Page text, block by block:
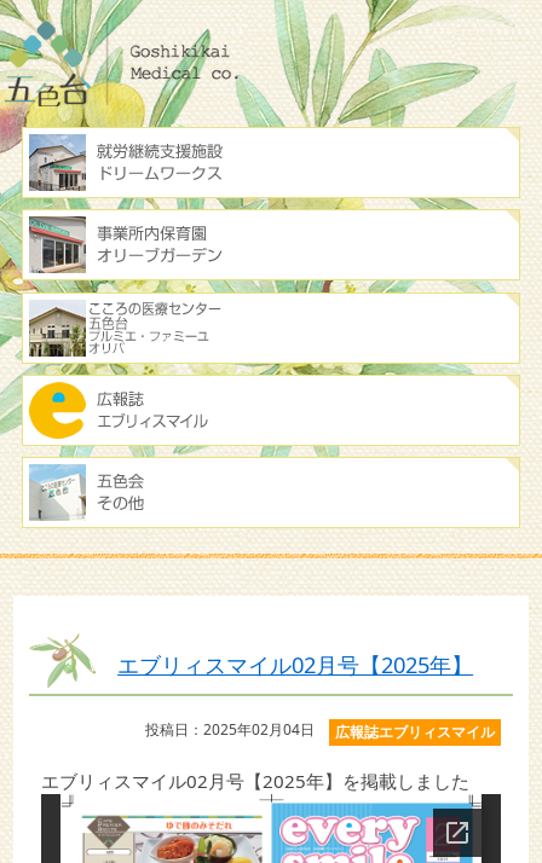
エブリィスマイル02月号【2025年】
広報誌エブリィスマイル
投稿日：2025年02月04日
エブリィスマイル02月号【2025年】を掲載しました